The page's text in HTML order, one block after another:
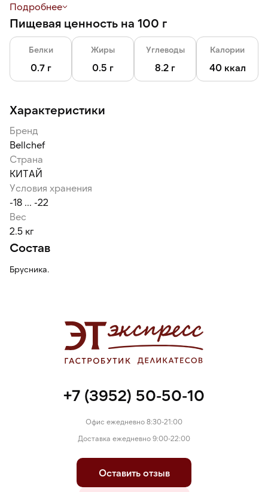
Шоковая заморозка — технология быстрой заморозки,
которая помогает сохранить питательные свойства и
естественную рассыпчатость ягод.
Подробнее
Пищевая ценность на 100 г
Белки
0.7 г
Жиры
0.5 г
Углеводы
8.2 г
Калории
40 ккал
Характеристики
Бренд
Bellсhef
Страна
КИТАЙ
Условия хранения
-18 ... -22
Вес
2.5 кг
Состав
Брусника.
+7 (3952) 50-50-10
Офис ежедневно 8:30-21:00
Доставка ежедневно 9:00-22:00
Оставить отзыв